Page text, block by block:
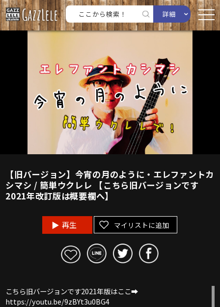
詳細
【旧バージョン】今宵の月のように・エレファントカ
シマシ / 簡単ウクレレ 【こちら旧バージョンです
2021年改訂版は概要欄へ】
再生 マイリストに追加
こちら旧バージョンです2021年版はここ➡︎
https://youtu.be/9zBYt3u0BG4